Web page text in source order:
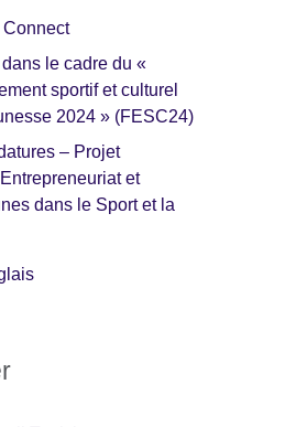
Connect
le cadre du «
sportif et culturel
2024 » (FESC24)
– Projet
et
dans le Sport et la